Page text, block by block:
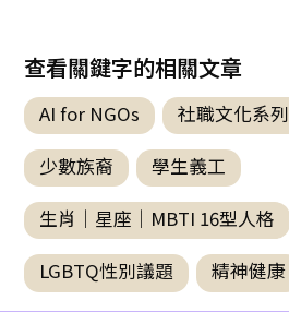
查看關鍵字的相關文章
AI for NGOs 社職文化系列
少數族裔 學生義工
生肖｜星座｜MBTI 16型人格
LGBTQ性別議題 精神健康